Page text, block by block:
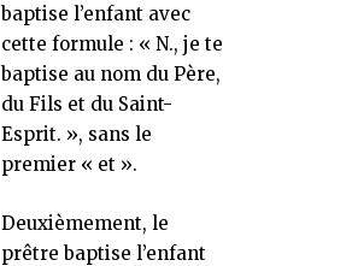
baptise l’enfant avec
cette formule : « N., je te
baptise au nom du Père,
du Fils et du Saint-
Esprit. », sans le
premier « et ».
Deuxièmement, le
prêtre baptise l’enfant